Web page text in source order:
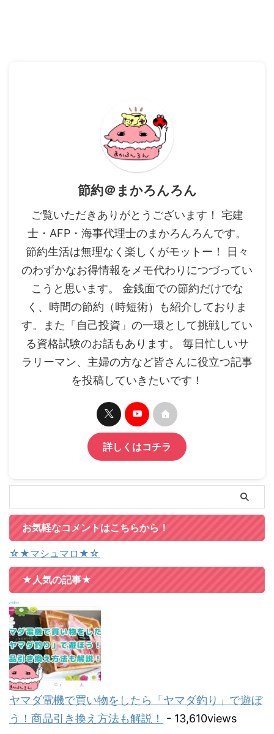
節約＠まかろんろん
ご覧いただきありがとうございます！ 宅建
士・AFP・海事代理士のまかろんろんです。
節約生活は無理なく楽しくがモットー！ 日々
のわずかなお得情報をメモ代わりにつづってい
こうと思います。 金銭面での節約だけでな
く、時間の節約（時短術）も紹介しておりま
す。また「自己投資」の一環として挑戦してい
る資格試験のお話もあります。 毎日忙しいサ
ラリーマン、主婦の方など皆さんに役立つ記事
を投稿していきたいです！
詳しくはコチラ
お気軽なコメントはこちらから！
☆★マシュマロ★☆
★人気の記事★
ヤマダ電機で買い物をしたら「ヤマダ釣り」で遊ぼ
う！商品引き換え方法も解説！
- 13,610views